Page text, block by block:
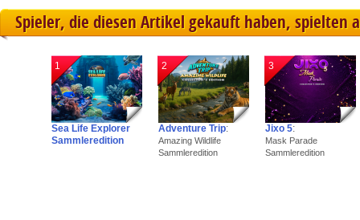
Spieler, die diesen Artikel gekauft haben, spielten
1
Sea Life Explorer
Sammleredition
2
Adventure Trip:
Amazing Wildlife
Sammleredition
3
Jixo 5:
Mask Parade
Sammleredition